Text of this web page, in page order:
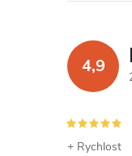
4,9
+ Rychlost